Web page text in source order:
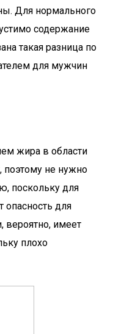
Для нормального
содержание
такая разница по
для мужчин
жира в области
поэтому не нужно
поскольку для
опасность для
вероятно, имеет
плохо